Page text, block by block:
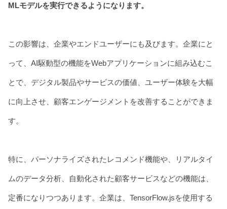
MLモデルを実行できるようになります。
この影響は、企業やエンドユーザーにも及びます。企業にと
って、AI駆動型の機能をWebアプリケーションに組み込むこ
とで、デジタル製品やサービスの価値、ユーザー体験を大幅
に向上させ、顧客エンゲージメントを改善することができま
す。
特に、パーソナライズされたレコメンド機能や、リアルタイ
ムのデータ分析、自動化された顧客サービスなどの機能は、
定番になりつつあります。企業は、TensorFlow.jsを使用する